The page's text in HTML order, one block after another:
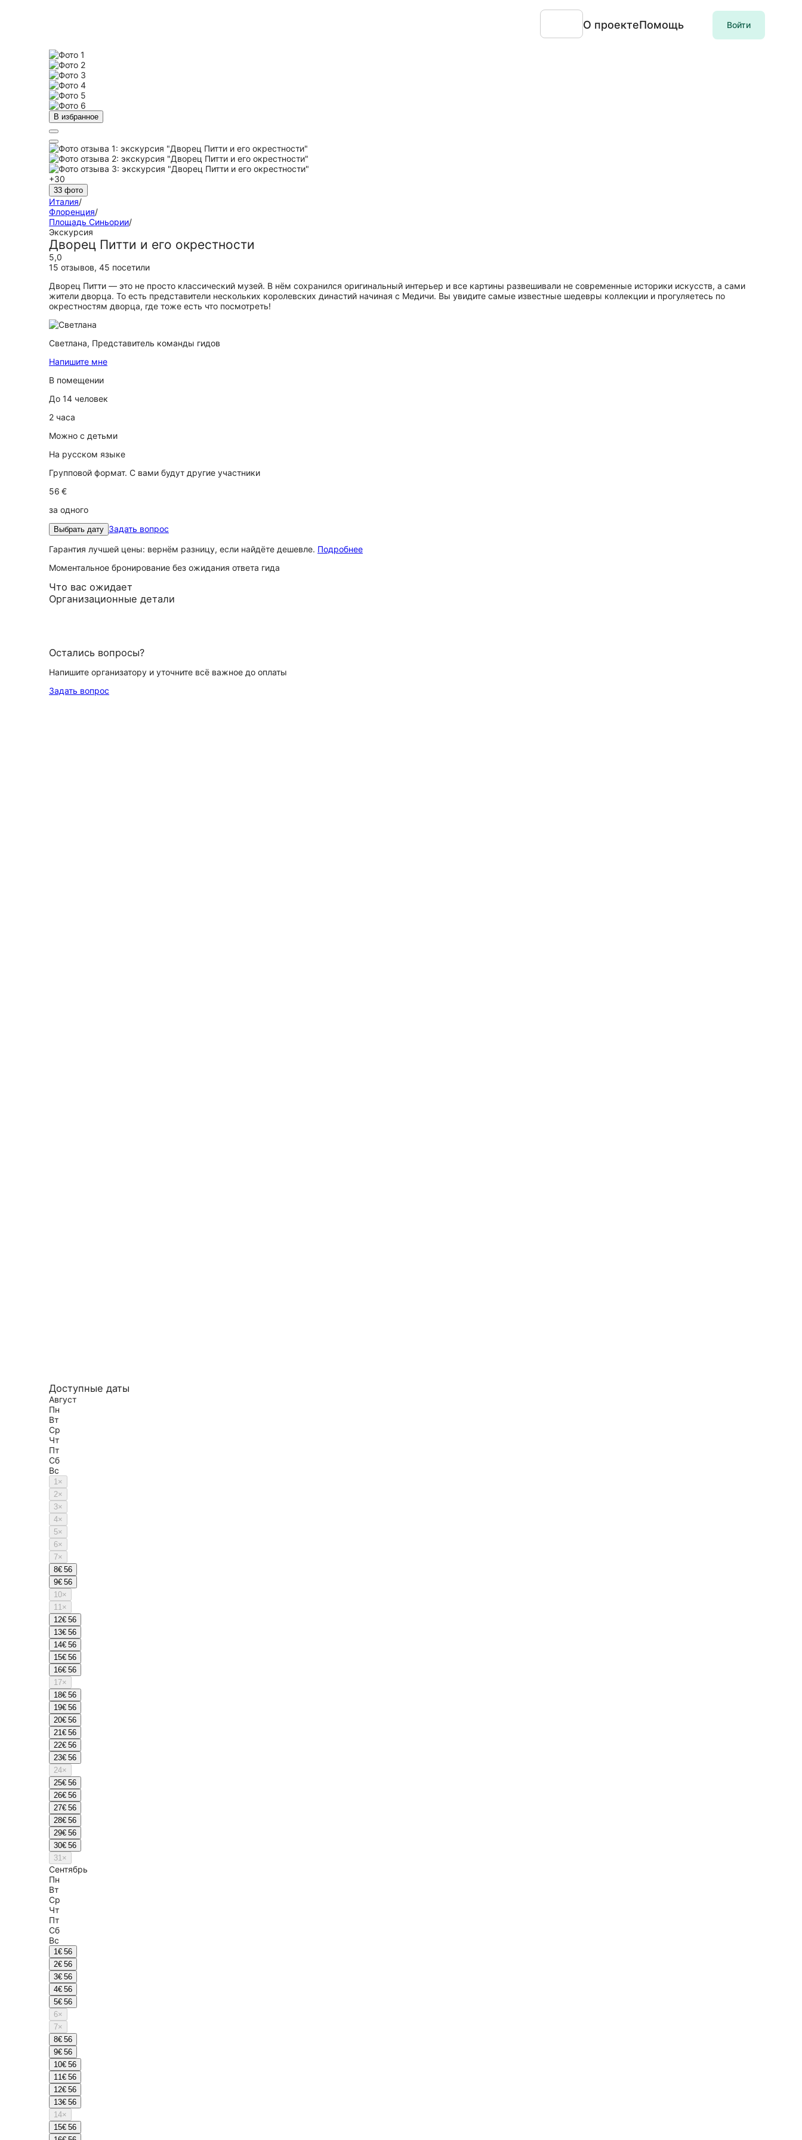
О проектеПомощь Войти
В избранное
+30
33 фото
Италия/
Флоренция/
Площадь Синьории/
Экскурсия
Дворец Питти и его окрестности
5,0
15 отзывов, 45 посетили
Дворец Питти — это не просто классический музей. В нём сохранился оригинальный интерьер и все картины развешивали не современные историки искусств, а сами
жители дворца. То есть представители нескольких королевских династий начиная с Медичи. Вы увидите самые известные шедевры коллекции и прогуляетесь по
окрестностям дворца, где тоже есть что посмотреть!
Светлана, Представитель команды гидов
Напишите мне
В помещении
До 14 человек
2 часа
Можно с детьми
На русском языке
Групповой формат. С вами будут другие участники
56 €
за одного
Выбрать дату Задать вопрос
Гарантия лучшей цены: вернём разницу, если найдёте дешевле. Подробнее
Моментальное бронирование без ожидания ответа гида
Что вас ожидает
Организационные детали
Остались вопросы?
Напишите организатору и уточните всё важное до оплаты
Задать вопрос
Доступные даты
Август
Пн
Вт
Ср
Чт
Пт
Сб
Вс
1×
2×
3×
4×
5×
6×
7×
8€ 56
9€ 56
10×
11×
12€ 56
13€ 56
14€ 56
15€ 56
16€ 56
17×
18€ 56
19€ 56
20€ 56
21€ 56
22€ 56
23€ 56
24×
25€ 56
26€ 56
27€ 56
28€ 56
29€ 56
30€ 56
31×
Сентябрь
Пн
Вт
Ср
Чт
Пт
Сб
Вс
1€ 56
2€ 56
3€ 56
4€ 56
5€ 56
6×
7×
8€ 56
9€ 56
10€ 56
11€ 56
12€ 56
13€ 56
14×
15€ 56